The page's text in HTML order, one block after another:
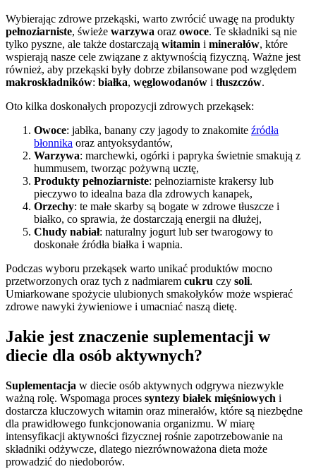
Wybierając zdrowe przekąski, warto zwrócić uwagę na produkty
pełnoziarniste, świeże warzywa oraz owoce. Te składniki są nie
tylko pyszne, ale także dostarczają witamin i minerałów, które
wspierają nasze cele związane z aktywnością fizyczną. Ważne jest
również, aby przekąski były dobrze zbilansowane pod względem
makroskładników: białka, węglowodanów i tłuszczów.
Oto kilka doskonałych propozycji zdrowych przekąsek:
Owoce: jabłka, banany czy jagody to znakomite źródła
błonnika oraz antyoksydantów,
Warzywa: marchewki, ogórki i papryka świetnie smakują z
hummusem, tworząc pożywną ucztę,
Produkty pełnoziarniste: pełnoziarniste krakersy lub
pieczywo to idealna baza dla zdrowych kanapek,
Orzechy: te małe skarby są bogate w zdrowe tłuszcze i
białko, co sprawia, że dostarczają energii na dłużej,
Chudy nabiał: naturalny jogurt lub ser twarogowy to
doskonałe źródła białka i wapnia.
Podczas wyboru przekąsek warto unikać produktów mocno
przetworzonych oraz tych z nadmiarem cukru czy soli.
Umiarkowane spożycie ulubionych smakołyków może wspierać
zdrowe nawyki żywieniowe i umacniać naszą dietę.
Jakie jest znaczenie suplementacji w
diecie dla osób aktywnych?
Suplementacja w diecie osób aktywnych odgrywa niezwykle
ważną rolę. Wspomaga proces syntezy białek mięśniowych i
dostarcza kluczowych witamin oraz minerałów, które są niezbędne
dla prawidłowego funkcjonowania organizmu. W miarę
intensyfikacji aktywności fizycznej rośnie zapotrzebowanie na
składniki odżywcze, dlatego niezrównoważona dieta może
prowadzić do niedoborów.